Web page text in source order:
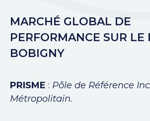
MARCHÉ GLOBAL DE
PERFORMANCE SUR LE
BOBIGNY
PRISME : Pôle de Référence
Métropolitain.